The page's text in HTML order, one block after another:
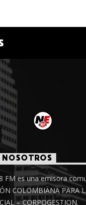
FM es una emisora
COLOMBIANA PARA
– CORPOGESTION.